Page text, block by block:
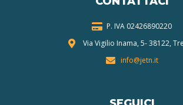
P. IVA 02426890220
Via Vigilio Inama, 5-38122,
info@jetn.it